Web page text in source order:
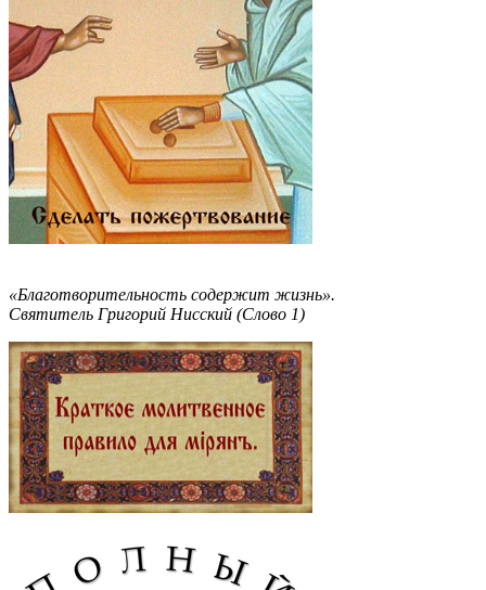
«Благотворительность содержит жизнь».
Святитель Григорий Нисский (Слово 1)